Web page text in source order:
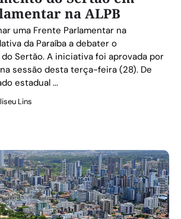
na ALPB
uma Frente Parlamentar na
da Paraíba a debater o
Sertão. A iniciativa foi aprovada por
sessão desta terça-feira (28). De
estadual ...
Lins